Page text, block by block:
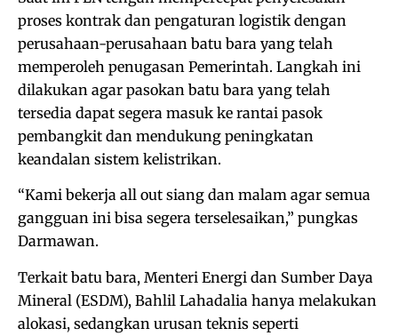
proses kontrak dan pengaturan logistik dengan
perusahaan-perusahaan batu bara yang telah
memperoleh penugasan Pemerintah. Langkah ini
dilakukan agar pasokan batu bara yang telah
tersedia dapat segera masuk ke rantai pasok
pembangkit dan mendukung peningkatan
keandalan sistem kelistrikan.
“Kami bekerja all out siang dan malam agar semua
gangguan ini bisa segera terselesaikan,” pungkas
Darmawan.
Terkait batu bara, Menteri Energi dan Sumber Daya
Mineral (ESDM), Bahlil Lahadalia hanya melakukan
alokasi, sedangkan urusan teknis seperti